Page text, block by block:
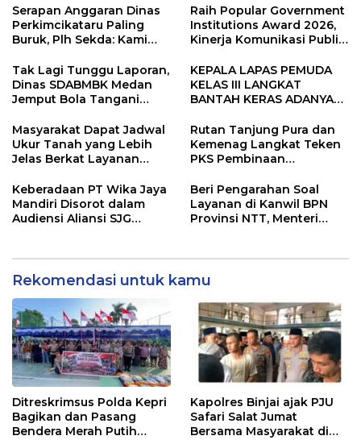
Perkuat Semangat
Kebangsaan.
Serapan Anggaran Dinas
Perkimcikataru Paling
Buruk, Plh Sekda: Kami
Raih Popular Government
Institutions Award 2026,
Kinerja Komunikasi Publik
Kembali Diakui
Tak Lagi Tunggu Laporan,
Dinas SDABMBK Medan
Jemput Bola Tangani
KEPALA LAPAS PEMUDA
KELAS III LANGKAT
BANTAH KERAS ADANYA
SELALU DITUTUPI
TENTANG SINDIKAT
PENIPU PENJUALAN EMAS
Masyarakat Dapat Jadwal
Ukur Tanah yang Lebih
Jelas Berkat Layanan
Rutan Tanjung Pura dan
Kemenag Langkat Teken
PKS Pembinaan
Keberadaan PT Wika Jaya
Mandiri Disorot dalam
Audiensi Aliansi SJG
Beri Pengarahan Soal
Layanan di Kanwil BPN
Provinsi NTT, Menteri
Rekomendasi untuk kamu
Ditreskrimsus Polda Kepri
Bagikan dan Pasang
Bendera Merah Putih
Kapolres Binjai ajak PJU
Safari Salat Jumat
Bersama Masyarakat di